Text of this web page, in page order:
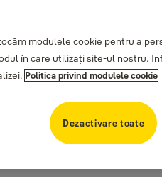
modulele cookie pentru a
în care utilizați site-ul nostru.
Politica privind modulele cookie
Dezactivare toate